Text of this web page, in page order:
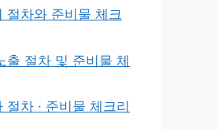
절차와 준비물 체크
출 절차 및 준비물 체
절차 · 준비물 체크리